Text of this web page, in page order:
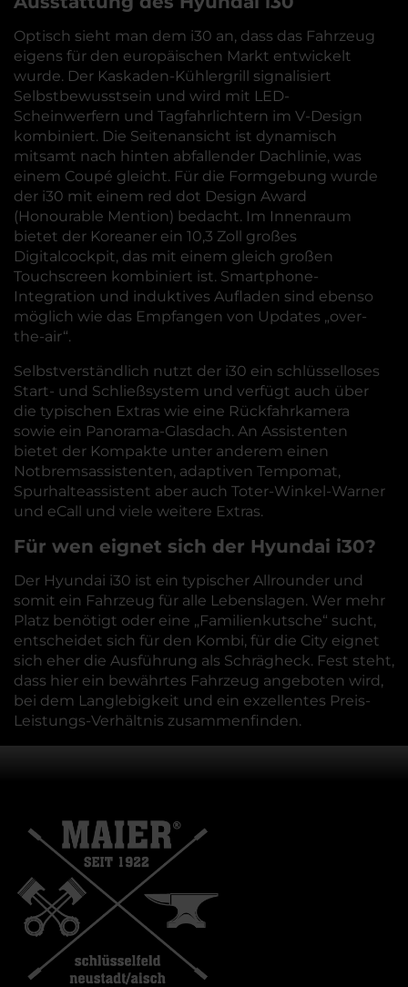
Optisch sieht man dem i30 an, dass das Fahrzeug
eigens für den europäischen Markt entwickelt
wurde. Der Kaskaden-Kühlergrill signalisiert
Selbstbewusstsein und wird mit LED-
Scheinwerfern und Tagfahrlichtern im V-Design
kombiniert. Die Seitenansicht ist dynamisch
mitsamt nach hinten abfallender Dachlinie, was
einem Coupé gleicht. Für die Formgebung wurde
der i30 mit einem red dot Design Award
(Honourable Mention) bedacht. Im Innenraum
bietet der Koreaner ein 10,3 Zoll großes
Digitalcockpit, das mit einem gleich großen
Touchscreen kombiniert ist. Smartphone-
Integration und induktives Aufladen sind ebenso
möglich wie das Empfangen von Updates „over-
the-air“.
Selbstverständlich nutzt der i30 ein schlüsselloses
Start- und Schließsystem und verfügt auch über
die typischen Extras wie eine Rückfahrkamera
sowie ein Panorama-Glasdach. An Assistenten
bietet der Kompakte unter anderem einen
Notbremsassistenten, adaptiven Tempomat,
Spurhalteassistent aber auch Toter-Winkel-Warner
und eCall und viele weitere Extras.
Für wen eignet sich der Hyundai i30?
Der Hyundai i30 ist ein typischer Allrounder und
somit ein Fahrzeug für alle Lebenslagen. Wer mehr
Platz benötigt oder eine „Familienkutsche“ sucht,
entscheidet sich für den Kombi, für die City eignet
sich eher die Ausführung als Schrägheck. Fest steht,
dass hier ein bewährtes Fahrzeug angeboten wird,
bei dem Langlebigkeit und ein exzellentes Preis-
Leistungs-Verhältnis zusammenfinden.